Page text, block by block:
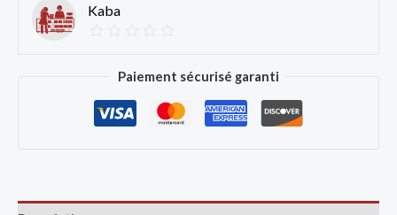
Kaba
Paiement sécurisé garanti